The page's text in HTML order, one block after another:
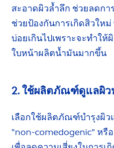
สะอาดผิวล้ำลึก ช่วยลดก
ช่วยป้องกันการเกิดสิวให
บ่อยเกินไปเพราะจะทำให้
ใบหน้าผลิตน้ำมันมากขึ้น
2. ใช้ผลิตภัณฑ์ดูแลผิ
เลือกใช้ผลิตภัณฑ์บำรุงผิว
"non-comedogenic" หรือ